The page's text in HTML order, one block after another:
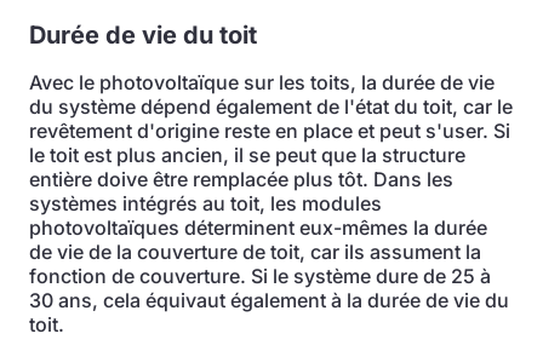
Durée de vie du toit
Avec le photovoltaïque sur les toits, la durée de vie
du système dépend également de l'état du toit, car le
revêtement d'origine reste en place et peut s'user. Si
le toit est plus ancien, il se peut que la structure
entière doive être remplacée plus tôt. Dans les
systèmes intégrés au toit, les modules
photovoltaïques déterminent eux-mêmes la durée
de vie de la couverture de toit, car ils assument la
fonction de couverture. Si le système dure de 25 à
30 ans, cela équivaut également à la durée de vie du
toit.